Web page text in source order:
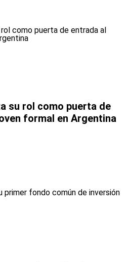
su rol como puerta de
formal en Argentina